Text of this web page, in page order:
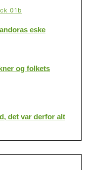
eske
og folkets
det var derfor alt